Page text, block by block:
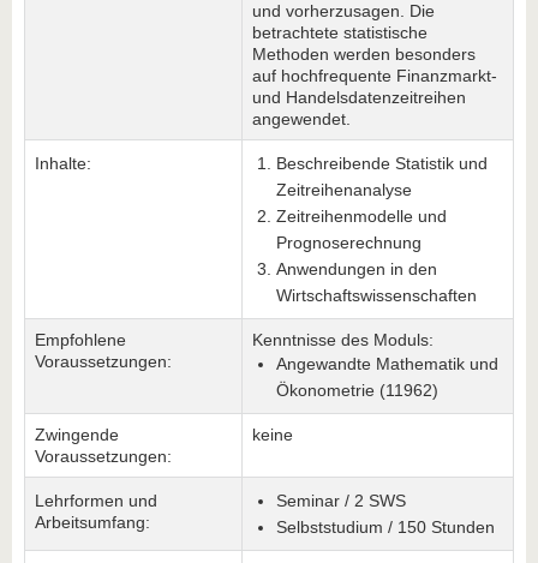
und vorherzusagen. Die
betrachtete statistische
Methoden werden besonders
auf hochfrequente Finanzmarkt-
und Handelsdatenzeitreihen
angewendet.
Inhalte:
Beschreibende Statistik und
Zeitreihenanalyse
Zeitreihenmodelle und
Prognoserechnung
Anwendungen in den
Wirtschaftswissenschaften
Empfohlene
Voraussetzungen:
Kenntnisse des Moduls:
Angewandte Mathematik und
Ökonometrie (11962)
Zwingende
Voraussetzungen:
keine
Lehrformen und
Arbeitsumfang:
Seminar / 2 SWS
Selbststudium / 150 Stunden